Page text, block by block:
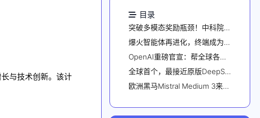
与技术创新。该计
目录
突破多模态奖励瓶颈！中科院清华快手联合提出R1-Reward，用强化学习赋予模型长期推理能力
爆火智能体再进化，终端成为关键词：2026年端侧AI能力至少涨3倍
OpenAI重磅官宣：帮全球各国造星际之门！奥特曼亲临现场晒照
全球首个，最接近原版DeepSeek开源复现来了！R1四个月狂飙26倍
欧洲黑马Mistral Medium 3来了！跑分对标最强Claude，实测大翻车